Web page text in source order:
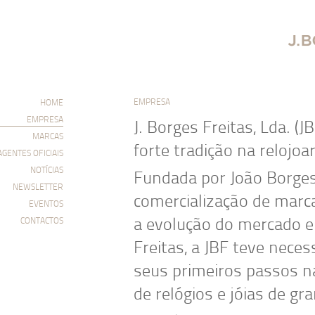
HOME
EMPRESA
MARCAS
OFICIAIS
NOTÍCIAS
NEWSLETTER
EVENTOS
CONTACTOS
EMPRESA
J. Borges Freitas, Lda.
forte tradição na
Fundada por João
comercialização de
a evolução do mercado
Freitas, a JBF teve
seus primeiros passos
de relógios e jóias de